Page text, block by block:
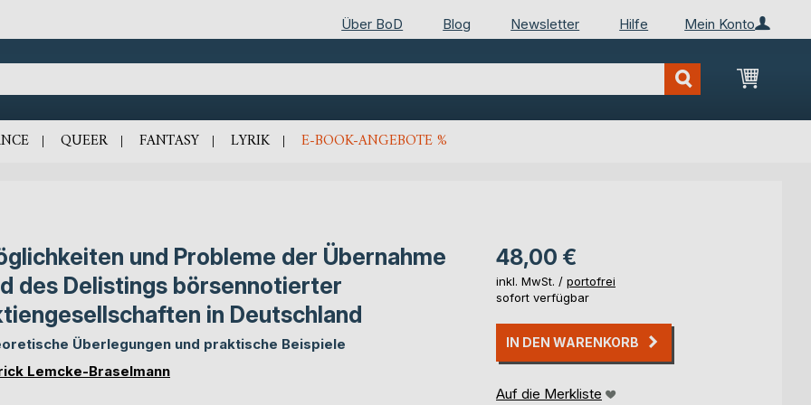
Mein Konto
Über BoD Blog Newsletter Hilfe
Mein
QUEER FANTASY LYRIK E-BOOK-ANGEBOTE %
und Probleme der Übernahme
des Delistings börsennotierter
in Deutschland
Überlegungen und praktische Beispiele
Lemcke-Braselmann
48,00 €
inkl. MwSt. / portofrei
sofort verfügbar
IN DEN WARENKORB
Auf die Merkliste